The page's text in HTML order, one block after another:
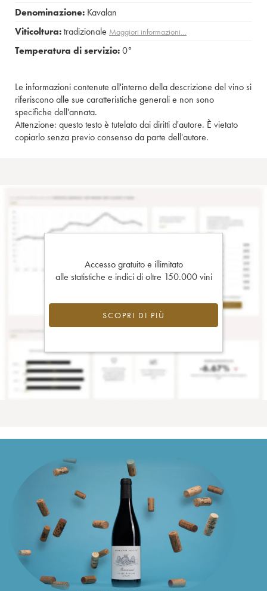
Denominazione: Kavalan
Viticoltura:tradizionale Maggiori informazioni…
Temperatura di servizio:0°
Le informazioni contenute all'interno della descrizione del vino si
riferiscono alle sue caratteristiche generali e non sono
specifiche dell'annata.
Attenzione: questo testo è tutelato dai diritti d'autore. È vietato
copiarlo senza previo consenso da parte dell'autore.
Accesso gratuito e illimitato
alle statistiche e indici di oltre 150.000 vini
SCOPRI DI PIÙ